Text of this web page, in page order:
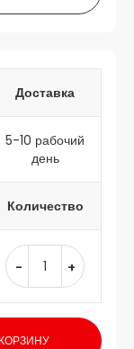
Доставка
5-10 рабочий
день
Количество
- +